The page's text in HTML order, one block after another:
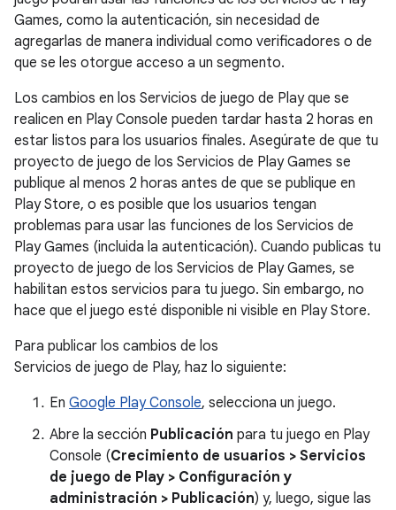
Games, como la autenticación, sin necesidad de
agregarlas de manera individual como verificadores o de
que se les otorgue acceso a un segmento.
Los cambios en los Servicios de juego de Play que se
realicen en Play Console pueden tardar hasta 2 horas en
estar listos para los usuarios finales. Asegúrate de que tu
proyecto de juego de los Servicios de Play Games se
publique al menos 2 horas antes de que se publique en
Play Store, o es posible que los usuarios tengan
problemas para usar las funciones de los Servicios de
Play Games (incluida la autenticación). Cuando publicas tu
proyecto de juego de los Servicios de Play Games, se
habilitan estos servicios para tu juego. Sin embargo, no
hace que el juego esté disponible ni visible en Play Store.
Para publicar los cambios de los
Servicios de juego de Play, haz lo siguiente:
En Google Play Console, selecciona un juego.
Abre la sección Publicación para tu juego en Play
Console (Crecimiento de usuarios > Servicios
de juego de Play > Configuración y
administración > Publicación) y, luego, sigue las